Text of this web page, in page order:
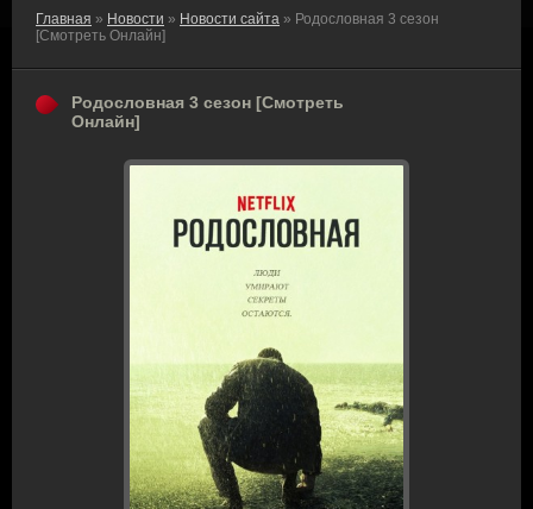
Главная » Новости » Новости сайта » Родословная 3 сезон
[Смотреть Онлайн]
Родословная 3 сезон [Смотреть
Онлайн]